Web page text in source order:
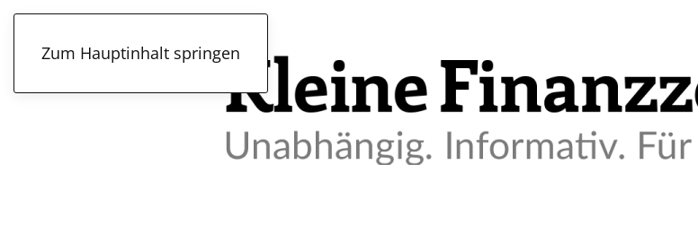
Zum Hauptinhalt springen